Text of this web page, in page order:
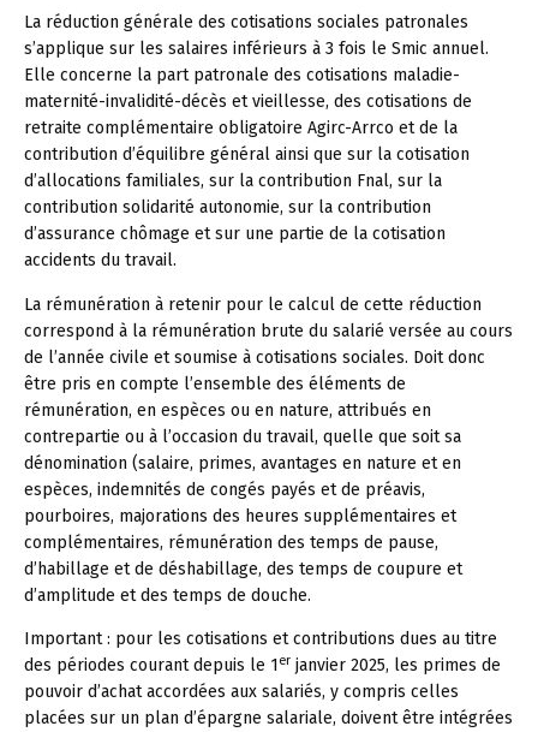
La réduction générale des cotisations sociales patronales
s’applique sur les salaires inférieurs à 3 fois le Smic annuel.
Elle concerne la part patronale des cotisations maladie-
maternité-invalidité-décès et vieillesse, des cotisations de
retraite complémentaire obligatoire Agirc-Arrco et de la
contribution d’équilibre général ainsi que sur la cotisation
d’allocations familiales, sur la contribution Fnal, sur la
contribution solidarité autonomie, sur la contribution
d’assurance chômage et sur une partie de la cotisation
accidents du travail.
La rémunération à retenir pour le calcul de cette réduction
correspond à la rémunération brute du salarié versée au cours
de l’année civile et soumise à cotisations sociales. Doit donc
être pris en compte l’ensemble des éléments de
rémunération, en espèces ou en nature, attribués en
contrepartie ou à l’occasion du travail, quelle que soit sa
dénomination (salaire, primes, avantages en nature et en
espèces, indemnités de congés payés et de préavis,
pourboires, majorations des heures supplémentaires et
complémentaires, rémunération des temps de pause,
d’habillage et de déshabillage, des temps de coupure et
d’amplitude et des temps de douche.
Important : pour les cotisations et contributions dues au titre
des périodes courant depuis le 1er janvier 2025, les primes de
pouvoir d’achat accordées aux salariés, y compris celles
placées sur un plan d’épargne salariale, doivent être intégrées